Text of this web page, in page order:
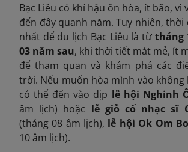
Bạc Liêu có khí hậu ôn hòa, ít bão, vì
đến đây quanh năm. Tuy nhiên,
nhất để du lịch Bạc Liêu là từ tháng
03 năm sau, khi thời tiết mát mẻ, ít
để tham quan và khám phá các
trời. Nếu muốn hòa mình vào không
có thể đến vào dịp lễ hội Nghinh
âm lịch) hoặc lễ giỗ cố nhạc sĩ
(tháng 08 âm lịch), lễ hội Ok Om
10 âm lịch).